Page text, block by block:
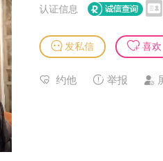
认证信息
发私信 喜欢
约他 举报